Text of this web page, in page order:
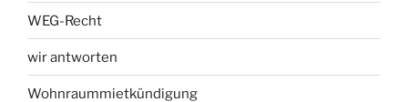
WEG-Recht
wir antworten
Wohnraummietkündigung